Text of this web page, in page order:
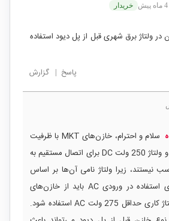
4 ماه پیش خریدار
در ولتاژ برق شهری قبل از پل دیود استفاده
پاسخ | گزارش
سلام و احترام، خازن‌های MKT با ظرفیت
5.5 میکروفاراد و ولتاژ 250 ولت DC برای اتصال مستقیم به
نیستند، زیرا ولتاژ نامی آن‌ها بر اساس
DC بوده و برای استفاده در ورودی AC باید از خازن‌های
کلاس X2 با ولتاژ کاری حداقل 275 ولت AC استفاده شود.